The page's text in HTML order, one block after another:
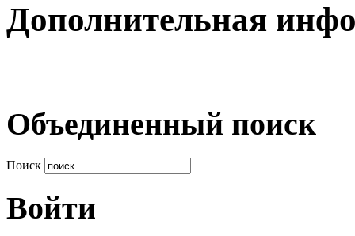
Дополнительная
Объединенный поиск
Поиск
Войти